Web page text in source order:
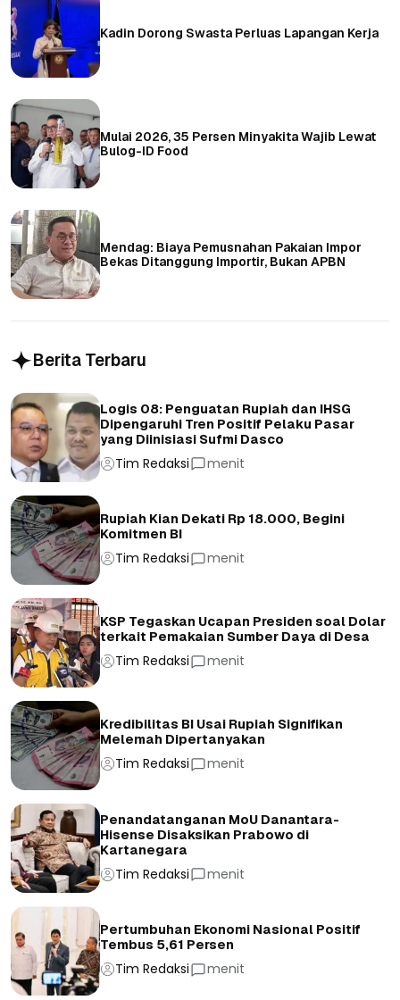
Kadin Dorong Swasta Perluas Lapangan Kerja
Mulai 2026, 35 Persen Minyakita Wajib Lewat
Bulog-ID Food
Mendag: Biaya Pemusnahan Pakaian Impor
Bekas Ditanggung Importir, Bukan APBN
Berita Terbaru
Logis 08: Penguatan Rupiah dan IHSG
Dipengaruhi Tren Positif Pelaku Pasar
yang Diinisiasi Sufmi Dasco
Tim Redaksi menit
Rupiah Kian Dekati Rp 18.000, Begini
Komitmen BI
Tim Redaksi menit
KSP Tegaskan Ucapan Presiden soal Dolar
terkait Pemakaian Sumber Daya di Desa
Tim Redaksi menit
Kredibilitas BI Usai Rupiah Signifikan
Melemah Dipertanyakan
Tim Redaksi menit
Penandatanganan MoU Danantara-
Hisense Disaksikan Prabowo di
Kartanegara
Tim Redaksi menit
Pertumbuhan Ekonomi Nasional Positif
Tembus 5,61 Persen
Tim Redaksi menit